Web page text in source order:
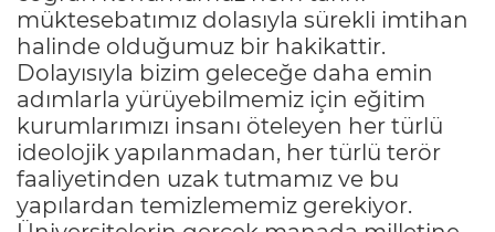
müktesebatımız dolasıyla sürekli imtihan
halinde olduğumuz bir hakikattir.
Dolayısıyla bizim geleceğe daha emin
adımlarla yürüyebilmemiz için eğitim
kurumlarımızı insanı öteleyen her türlü
ideolojik yapılanmadan, her türlü terör
faaliyetinden uzak tutmamız ve bu
yapılardan temizlememiz gerekiyor.